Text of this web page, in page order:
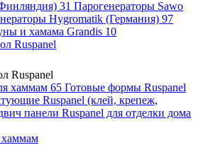
31 Парогенераторы Sawo
Hygromatik (Германия) 97
и хамама Grandis 10
Ruspanel
Ruspanel
хаммам 65 Готовые формы Ruspanel
Ruspanel (клей, крепеж,
панели Ruspanel для отделки дома
хаммам